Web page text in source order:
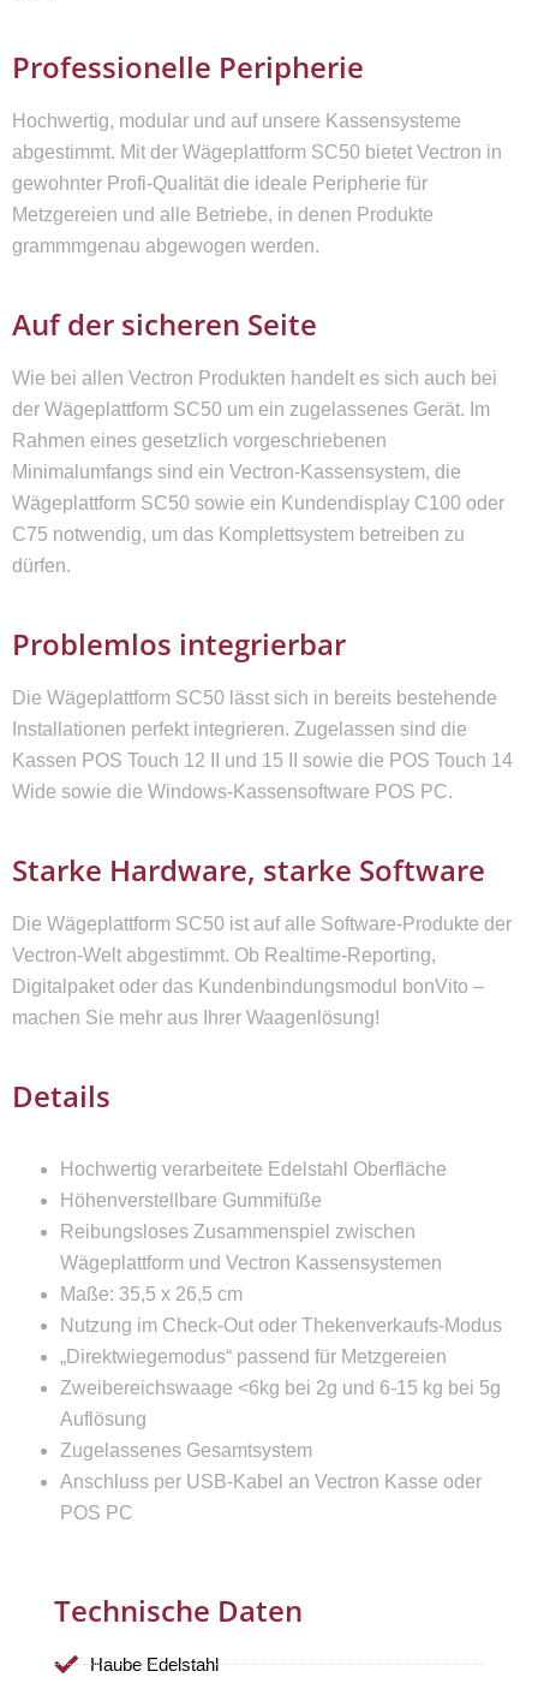
Professionelle Peripherie
Hochwertig, modular und auf unsere Kassensysteme
abgestimmt. Mit der Wägeplattform SC50 bietet Vectron in
gewohnter Profi-Qualität die ideale Peripherie für
Metzgereien und alle Betriebe, in denen Produkte
grammmgenau abgewogen werden.
Auf der sicheren Seite
Wie bei allen Vectron Produkten handelt es sich auch bei
der Wägeplattform SC50 um ein zugelassenes Gerät. Im
Rahmen eines gesetzlich vorgeschriebenen
Minimalumfangs sind ein Vectron-Kassensystem, die
Wägeplattform SC50 sowie ein Kundendisplay C100 oder
C75 notwendig, um das Komplettsystem betreiben zu
dürfen.
Problemlos integrierbar
Die Wägeplattform SC50 lässt sich in bereits bestehende
Installationen perfekt integrieren. Zugelassen sind die
Kassen POS Touch 12 II und 15 II sowie die POS Touch 14
Wide sowie die Windows-Kassensoftware POS PC.
Starke Hardware, starke Software
Die Wägeplattform SC50 ist auf alle Software-Produkte der
Vectron-Welt abgestimmt. Ob Realtime-Reporting,
Digitalpaket oder das Kundenbindungsmodul bonVito –
machen Sie mehr aus Ihrer Waagenlösung!
Details
Hochwertig verarbeitete Edelstahl Oberfläche
Höhenverstellbare Gummifüße
Reibungsloses Zusammenspiel zwischen
Wägeplattform und Vectron Kassensystemen
Maße: 35,5 x 26,5 cm
Nutzung im Check-Out oder Thekenverkaufs-Modus
„Direktwiegemodus“ passend für Metzgereien
Zweibereichswaage <6kg bei 2g und 6-15 kg bei 5g
Auflösung
Zugelassenes Gesamtsystem
Anschluss per USB-Kabel an Vectron Kasse oder
POS PC
Technische Daten
Haube Edelstahl